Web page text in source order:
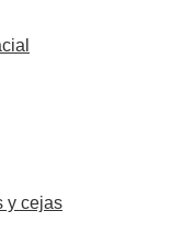
y cejas